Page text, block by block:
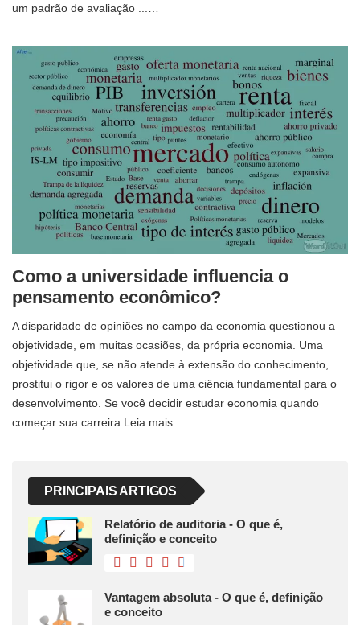
um padrão de avaliação ...…
Como a universidade influencia o
pensamento econômico?
A disparidade de opiniões no campo da economia questionou a
objetividade, em muitas ocasiões, da própria economia. Uma
objetividade que, se não atende à extensão do conhecimento,
prostitui o rigor e os valores de uma ciência fundamental para o
desenvolvimento. Se você decidir estudar economia quando
começar sua carreira Leia mais…
PRINCIPAIS ARTIGOS
Relatório de auditoria - O que é,
definição e conceito
Vantagem absoluta - O que é, definição
e conceito